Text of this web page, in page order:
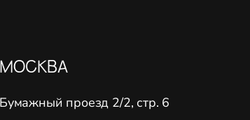
МОСКВА
Бумажный проезд 2/2, стр. 6